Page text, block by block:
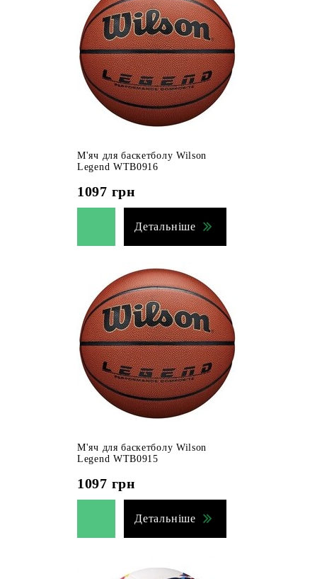
М'яч для баскетболу Wilson
Legend WTB0916
1097 грн
Детальніше
М'яч для баскетболу Wilson
Legend WTB0915
1097 грн
Детальніше